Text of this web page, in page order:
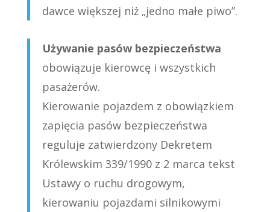
dawce większej niż „jedno małe piwo”.
Używanie pasów bezpieczeństwa
obowiązuje kierowcę i wszystkich
pasażerów.
Kierowanie pojazdem z obowiązkiem
zapięcia pasów bezpieczeństwa
reguluje zatwierdzony Dekretem
Królewskim 339/1990 z 2 marca tekst
Ustawy o ruchu drogowym,
kierowaniu pojazdami silnikowymi